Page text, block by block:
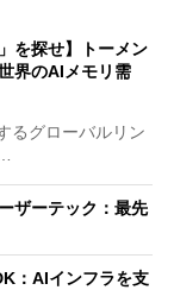
を探せ】トーメン
界のAIメモリ需
るグローバルリン
ザーテック：最先
：AIインフラを支